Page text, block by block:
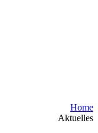
Home
Aktuelles